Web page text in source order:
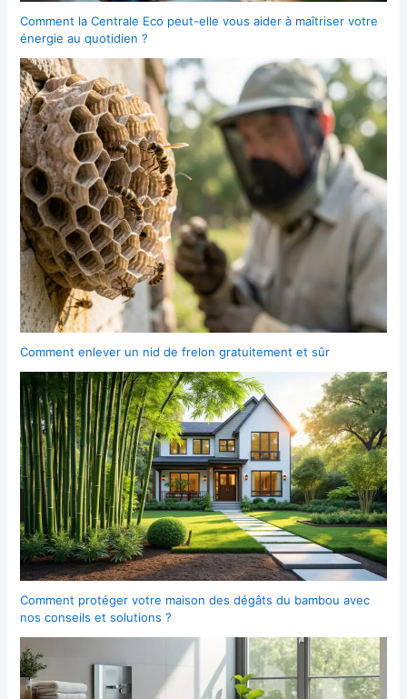
Comment la Centrale Eco peut-elle vous aider à maîtriser votre
énergie au quotidien ?
Comment enlever un nid de frelon gratuitement et sûr
Comment protéger votre maison des dégâts du bambou avec
nos conseils et solutions ?